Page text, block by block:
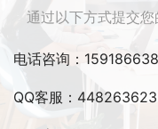
通过以下方式提交
电话咨询：
QQ客服：448263623